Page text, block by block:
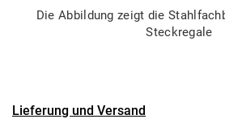
Die Abbildung zeigt die
Steckregale
Lieferung und Versand